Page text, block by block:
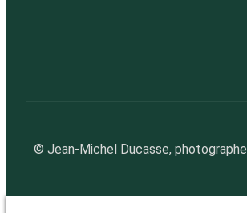
© Jean-Michel Ducasse, photographe